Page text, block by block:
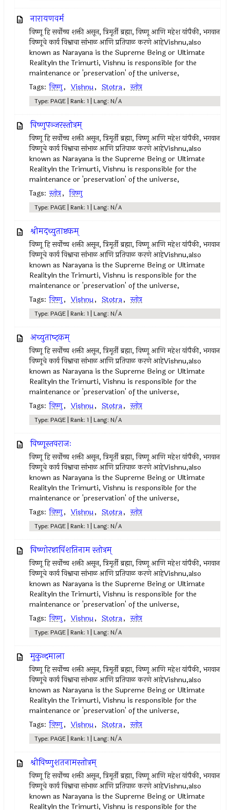
नारायणवर्म
विष्णू हि सर्वोच्च शक्ती असून, त्रिमूर्ती ब्रह्मा, विष्णू आणि महेश यांपैकी, भगवान
विष्णूचे कार्य विश्वाचा सांभाळ आणि प्रतिपाळ करणे आहेVishnu,also
known as Narayana is the Supreme Being or Ultimate
RealityIn the Trimurti, Vishnu is responsible for the
maintenance or 'preservation' of the universe,
Tags: विष्णु, Vishnu, Stotra, स्तोत्र
Type: PAGE | Rank: 1 | Lang: N/A
विष्णुपञ्जरस्तोत्रम्
विष्णू हि सर्वोच्च शक्ती असून, त्रिमूर्ती ब्रह्मा, विष्णू आणि महेश यांपैकी, भगवान
विष्णूचे कार्य विश्वाचा सांभाळ आणि प्रतिपाळ करणे आहेVishnu,also
known as Narayana is the Supreme Being or Ultimate
RealityIn the Trimurti, Vishnu is responsible for the
maintenance or 'preservation' of the universe,
Tags: स्तोत्र, विष्णु
Type: PAGE | Rank: 1 | Lang: N/A
श्रीमदच्युताष्टकम्‌
विष्णू हि सर्वोच्च शक्ती असून, त्रिमूर्ती ब्रह्मा, विष्णू आणि महेश यांपैकी, भगवान
विष्णूचे कार्य विश्वाचा सांभाळ आणि प्रतिपाळ करणे आहेVishnu,also
known as Narayana is the Supreme Being or Ultimate
RealityIn the Trimurti, Vishnu is responsible for the
maintenance or 'preservation' of the universe,
Tags: विष्णु, Vishnu, Stotra, स्तोत्र
Type: PAGE | Rank: 1 | Lang: N/A
अच्युताष्ट्कम्‌
विष्णू हि सर्वोच्च शक्ती असून, त्रिमूर्ती ब्रह्मा, विष्णू आणि महेश यांपैकी, भगवान
विष्णूचे कार्य विश्वाचा सांभाळ आणि प्रतिपाळ करणे आहेVishnu,also
known as Narayana is the Supreme Being or Ultimate
RealityIn the Trimurti, Vishnu is responsible for the
maintenance or 'preservation' of the universe,
Tags: विष्णु, Vishnu, Stotra, स्तोत्र
Type: PAGE | Rank: 1 | Lang: N/A
विष्णूस्तवराजः
विष्णू हि सर्वोच्च शक्ती असून, त्रिमूर्ती ब्रह्मा, विष्णू आणि महेश यांपैकी, भगवान
विष्णूचे कार्य विश्वाचा सांभाळ आणि प्रतिपाळ करणे आहेVishnu,also
known as Narayana is the Supreme Being or Ultimate
RealityIn the Trimurti, Vishnu is responsible for the
maintenance or 'preservation' of the universe,
Tags: विष्णु, Vishnu, Stotra, स्तोत्र
Type: PAGE | Rank: 1 | Lang: N/A
विष्णोरष्टाविंशतिनाम स्तोत्रम्‌
विष्णू हि सर्वोच्च शक्ती असून, त्रिमूर्ती ब्रह्मा, विष्णू आणि महेश यांपैकी, भगवान
विष्णूचे कार्य विश्वाचा सांभाळ आणि प्रतिपाळ करणे आहेVishnu,also
known as Narayana is the Supreme Being or Ultimate
RealityIn the Trimurti, Vishnu is responsible for the
maintenance or 'preservation' of the universe,
Tags: विष्णु, Vishnu, Stotra, स्तोत्र
Type: PAGE | Rank: 1 | Lang: N/A
मुकुन्दमाला
विष्णू हि सर्वोच्च शक्ती असून, त्रिमूर्ती ब्रह्मा, विष्णू आणि महेश यांपैकी, भगवान
विष्णूचे कार्य विश्वाचा सांभाळ आणि प्रतिपाळ करणे आहेVishnu,also
known as Narayana is the Supreme Being or Ultimate
RealityIn the Trimurti, Vishnu is responsible for the
maintenance or 'preservation' of the universe,
Tags: विष्णु, Vishnu, Stotra, स्तोत्र
Type: PAGE | Rank: 1 | Lang: N/A
श्रीविष्णुशतनामस्तोत्रम्‌
विष्णू हि सर्वोच्च शक्ती असून, त्रिमूर्ती ब्रह्मा, विष्णू आणि महेश यांपैकी, भगवान
विष्णूचे कार्य विश्वाचा सांभाळ आणि प्रतिपाळ करणे आहेVishnu,also
known as Narayana is the Supreme Being or Ultimate
RealityIn the Trimurti, Vishnu is responsible for the